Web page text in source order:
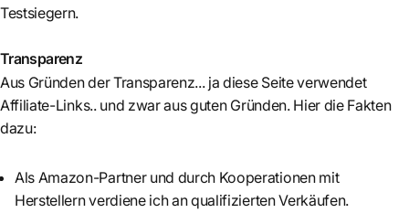
Testsiegern.
Transparenz
Aus Gründen der Transparenz... ja diese Seite verwendet
Affiliate-Links.. und zwar aus guten Gründen. Hier die Fakten
dazu:
Als Amazon-Partner und durch Kooperationen mit
Herstellern verdiene ich an qualifizierten Verkäufen.